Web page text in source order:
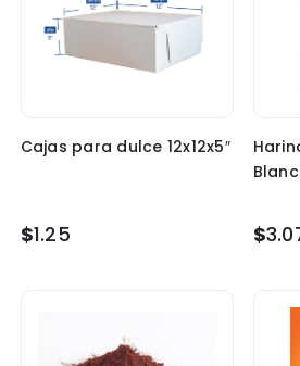
Cajas para dulce 12x12x5″
$1.25 $